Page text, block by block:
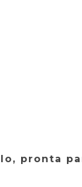
pronta